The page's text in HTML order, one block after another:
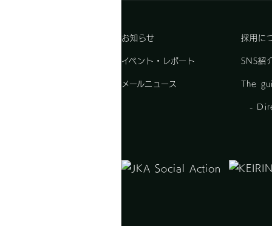
お知らせ
イベント・レポート
メールニュース
採用に
SNS紹
The
-